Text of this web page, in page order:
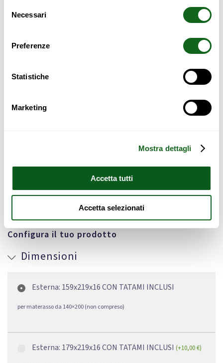
delNecessari
Preferenze
Statistiche
Marketing
Mostra dettagli
Accetta tutti
Accetta selezionati
Tutti i mobili con altezza superiore a 70 cm devono
essere obbligatoriamente ancorati alla parete per
prevenire:
Rischi di ribaltamento;
Possibili incidenti domestici;
Il mancato fissaggio può comportare:
Potenziali risarcimenti ;
Violazione delle norme di sicurezza
Configura il tuo prodotto
Dimensioni
Esterna: 159x219x16 CON TATAMI INCLUSI
per materasso da 140×200 (non compreso)
Esterna: 179x219x16 CON TATAMI INCLUSI (+10,00€)